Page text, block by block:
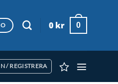
0 kr 0
/ REGISTRERA